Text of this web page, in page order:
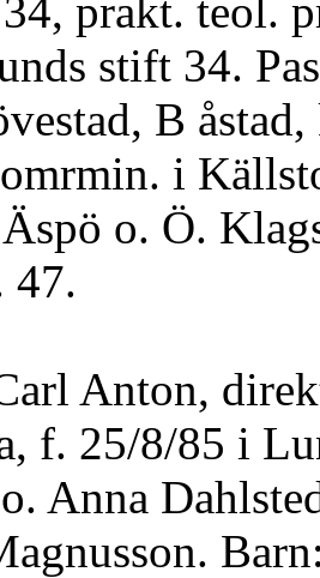
prakt. teol.
stift 34.
B
i
o. Ö.
47.
Anton,
f. 25/8/85 i
Anna